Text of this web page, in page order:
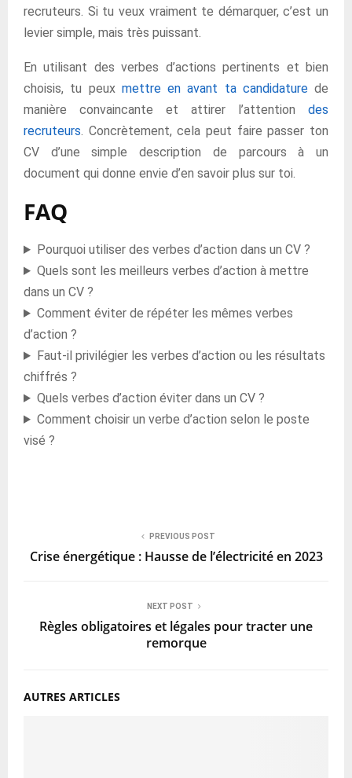
recruteurs. Si tu veux vraiment te démarquer, c’est un
levier simple, mais très puissant.
En utilisant des verbes d’actions pertinents et bien
choisis, tu peux mettre en avant ta candidaturede
manière convaincante et attirer l’attention des
recruteurs. Concrètement, cela peut faire passer ton
CV d’une simple description de parcours à un
document qui donne envie d’en savoir plus sur toi.
FAQ
Pourquoi utiliser des verbes d’action dans un CV ?
Quels sont les meilleurs verbes d’action à mettre
dans un CV ?
Comment éviter de répéter les mêmes verbes
d’action ?
Faut-il privilégier les verbes d’action ou les résultats
chiffrés ?
Quels verbes d’action éviter dans un CV ?
Comment choisir un verbe d’action selon le poste
visé ?
PREVIOUS POST
Crise énergétique : Hausse de l’électricité en 2023
NEXT POST
Règles obligatoires et légales pour tracter une
remorque
AUTRES ARTICLES